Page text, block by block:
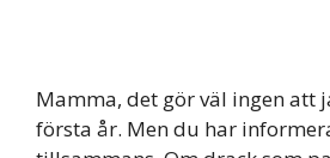
Mamma, det gör väl ingen att
första år. Men du har